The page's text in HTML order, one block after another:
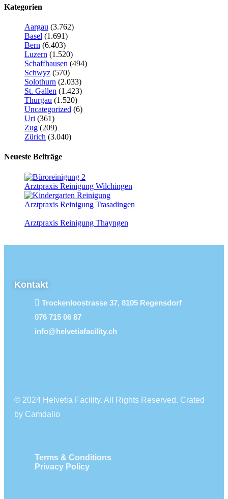
Kategorien
Aargau (3.762)
Basel (1.691)
Bern (6.403)
Luzern (1.520)
Schaffhausen (494)
Schwyz (570)
Solothurn (2.033)
St. Gallen (1.423)
Thurgau (1.520)
Uncategorized (6)
Uri (361)
Zug (209)
Zürich (3.040)
Neueste Beiträge
Arztpraxis Reinigung Wilchingen
Arztpraxis Reinigung Trasadingen
Arztpraxis Reinigung Thayngen
Kontakt
Trockenloostrasse 37, 8105 Regensdorf
076 715 06 87
info@helvetiafacility.ch
© 2024 Helvetia Facility. All Rights Reserved. Crated
by Camdalio
Terms & Conditions
Privacy Policy